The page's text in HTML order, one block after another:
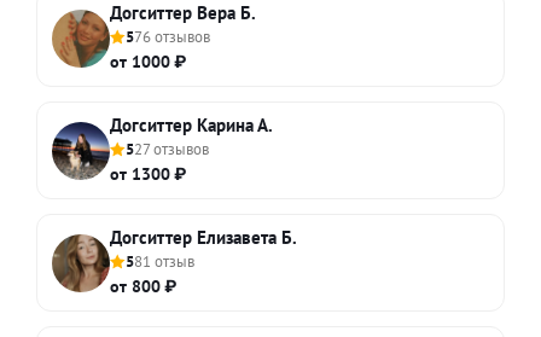
Догситтер Вера Б.
576 отзывов
от 1000 ₽
Догситтер Карина А.
527 отзывов
от 1300 ₽
Догситтер Елизавета Б.
581 отзыв
от 800 ₽